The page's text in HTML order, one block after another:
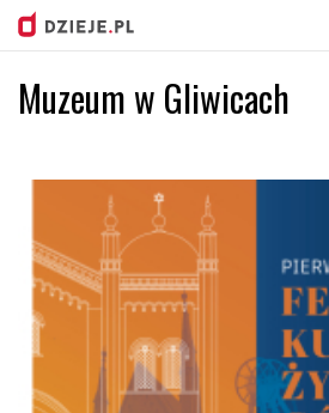
Przejdź
do
Muzeum w Gliwicach